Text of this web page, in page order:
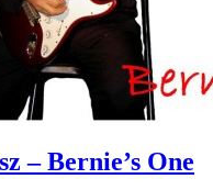
– Bernie’s One